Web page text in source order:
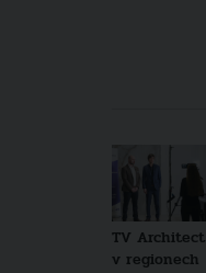
TV Architect
v regionech